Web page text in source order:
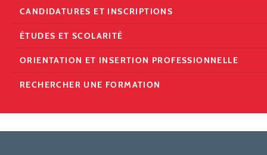
CANDIDATURES ET INSCRIPTIONS
ÉTUDES ET SCOLARITÉ
ORIENTATION ET INSERTION PROFESSIONNELLE
RECHERCHER UNE FORMATION